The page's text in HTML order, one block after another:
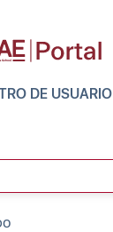
DE USUARIO